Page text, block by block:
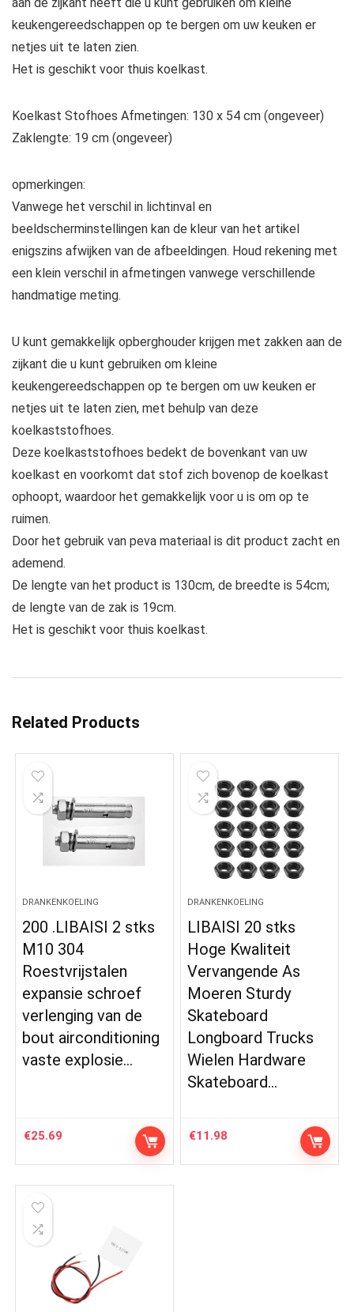
keukengereedschappen op te bergen om uw keuken er
netjes uit te laten zien.
Het is geschikt voor thuis koelkast.
Koelkast Stofhoes Afmetingen: 130 x 54 cm (ongeveer)
Zaklengte: 19 cm (ongeveer)
opmerkingen:
Vanwege het verschil in lichtinval en
beeldscherminstellingen kan de kleur van het artikel
enigszins afwijken van de afbeeldingen. Houd rekening met
een klein verschil in afmetingen vanwege verschillende
handmatige meting.
U kunt gemakkelijk opberghouder krijgen met zakken aan de
zijkant die u kunt gebruiken om kleine
keukengereedschappen op te bergen om uw keuken er
netjes uit te laten zien, met behulp van deze
koelkaststofhoes.
Deze koelkaststofhoes bedekt de bovenkant van uw
koelkast en voorkomt dat stof zich bovenop de koelkast
ophoopt, waardoor het gemakkelijk voor u is om op te
ruimen.
Door het gebruik van peva materiaal is dit product zacht en
ademend.
De lengte van het product is 130cm, de breedte is 54cm;
de lengte van de zak is 19cm.
Het is geschikt voor thuis koelkast.
Related Products
DRANKENKOELING
200 .LIBAISI 2 stks
M10 304
Roestvrijstalen
expansie schroef
verlenging van de
bout airconditioning
vaste explosie…
€25.69
DRANKENKOELING
LIBAISI 20 stks
Hoge Kwaliteit
Vervangende As
Moeren Sturdy
Skateboard
Longboard Trucks
Wielen Hardware
Skateboard…
€11.98